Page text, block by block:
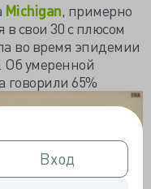
Вход
Вход
Michigan, примерно
в свои 30 с плюсом
во время эпидемии
Об умеренной
говорили 65%